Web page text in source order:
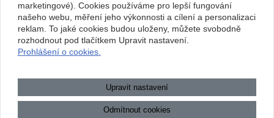
a
Mapa webu|Zobrazit klasickou verzi
Přístupnost webových stránek|GDPR|
informace
marketingové). Cookies používáme pro lepší fungování
našeho webu, měření jeho výkonnosti a cílení a personalizaci
reklam. To jaké cookies budou uloženy, můžete svobodně
rozhodnout pod tlačítkem Upravit nastavení.
Prohlášení o cookies.
Upravit nastavení
Odmítnout cookies